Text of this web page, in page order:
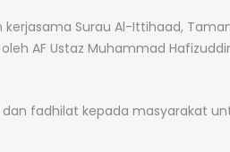
kerjasama Surau Al-Ittihaad,
AF Ustaz Muhammad
fadhilat kepada masyarakat